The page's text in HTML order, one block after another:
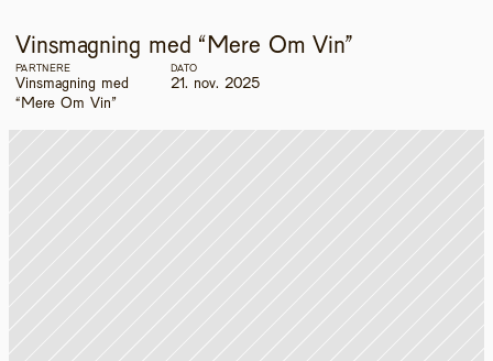
Vinsmagning med “Mere Om Vin”
PARTNERE
Vinsmagning med
“Mere Om Vin”
DATO
21. nov. 2025